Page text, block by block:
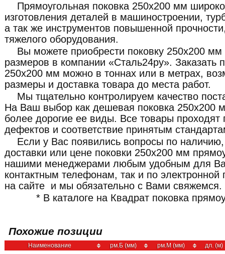
Прямоугольная поковка 250x200 мм
изготовления деталей в машиностроении,
а так же инструментов повышенной
тяжелого оборудования.
Вы можете приобрести поковку 250x200
размеров в компании «Сталь24ру». Заказать
250x200 мм можно в тоннах или в метрах,
размеры и доставка товара до места работ.
Мы тщательно контролируем качество
На Ваш выбор как дешевая поковка 250x200
более дорогие ее виды. Все товары проходят
дефектов и соответствие принятым
Если у Вас появились вопросы по
доставки или цене поковки 250x200 мм
нашими менеджерами любым удобным для
контактным телефонам, так и по электронной
на сайте и мы обязательно с Вами свяжемся.
* В каталоге на Квадрат поковка
Похожие позиции
Наименование рм.Б (мм) рм.М (мм) дл. (м)